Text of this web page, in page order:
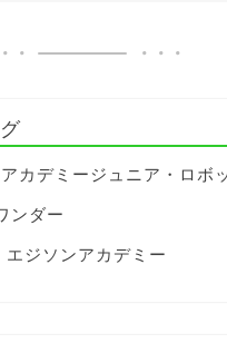
アカデミージュニア・ロボ
ンダー
エジソンアカデミー